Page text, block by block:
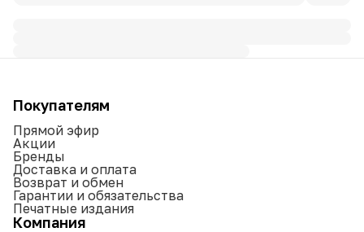
Покупателям
Прямой эфир
Акции
Бренды
Доставка и оплата
Возврат и обмен
Гарантии и обязательства
Печатные издания
Компания